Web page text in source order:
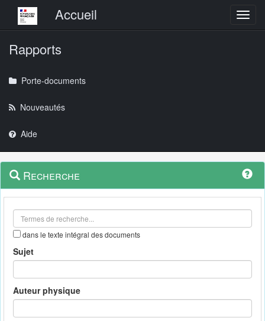
Menu principalAccueil
Rapports
Porte-documents
Nouveautés
Aide
Navigation
outils
Menu
contextuel
Recherche
dans le texte intégral des documents
Sujet
Auteur physique